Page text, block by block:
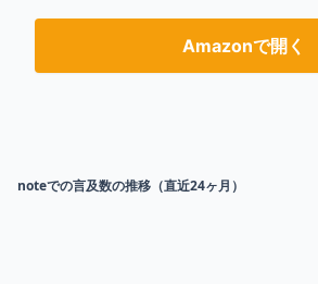
Amazonで開く
noteでの言及数の推移（直近24ヶ月）